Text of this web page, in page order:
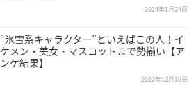
2024年1月24日
“氷雪系キャラクター”といえばこの人！イ
ケメン・美女・マスコットまで勢揃い【ア
ンケ結果】
2022年12月10日